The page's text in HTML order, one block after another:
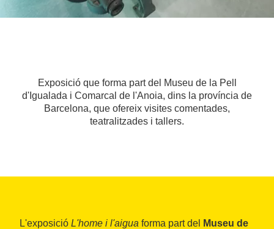
Exposició que forma part del Museu de la Pell
d'Igualada i Comarcal de l'Anoia, dins la província de
Barcelona, que ofereix visites comentades,
teatralitzades i tallers.
L'exposició L'home i l'aigua forma part del
Museu de